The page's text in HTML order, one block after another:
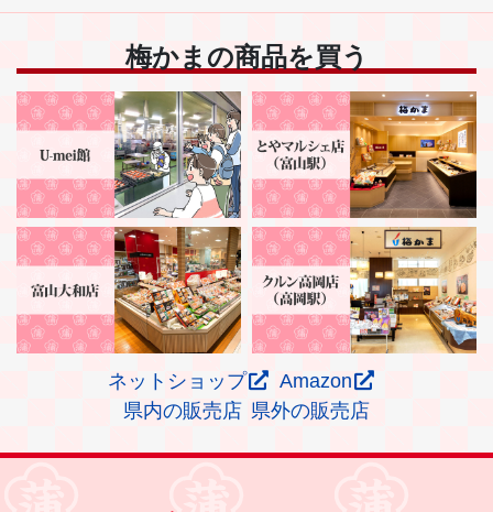
梅かまの商品を買う
ネットショップ
Amazon
県内の販売店 県外の販売店